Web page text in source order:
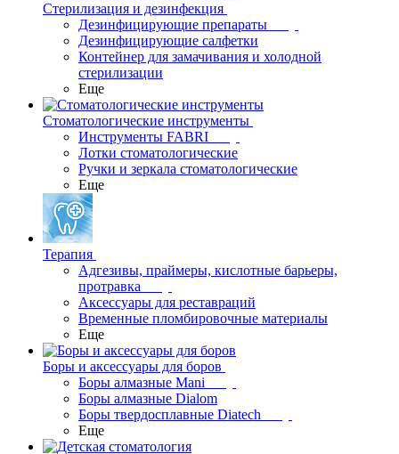
Стерилизация и дезинфекция
Дезинфицирующие препараты
Дезинфицирующие салфетки
Контейнер для замачивания и холодной
стерилизации
Еще
Стоматологические инструменты
Инструменты FABRI
Лотки стоматологические
Ручки и зеркала стоматологические
Еще
Терапия
Адгезивы, праймеры, кислотные барьеры,
протравка
Аксессуары для реставраций
Временные пломбировочные материалы
Еще
Боры и аксессуары для боров
Боры алмазные Mani
Боры алмазные Dialom
Боры твердосплавные Diatech
Еще